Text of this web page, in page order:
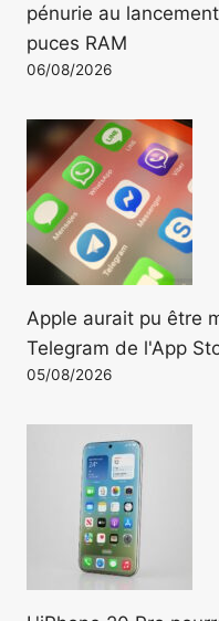
pénurie au
puces RAM
06/08/2026
Apple aurait pu être
Telegram de l'App
05/08/2026